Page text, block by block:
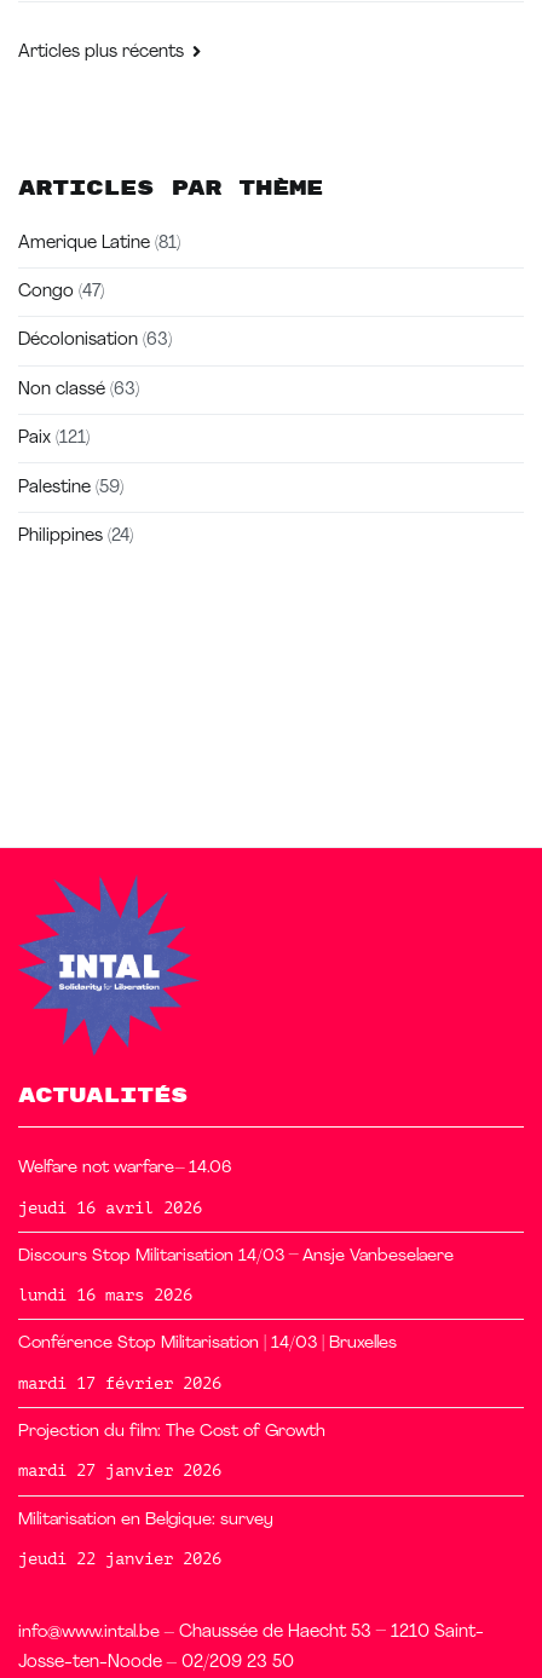
Navigation
Articles plus récents
Articles par thème
Amerique Latine (81)
Congo (47)
Décolonisation (63)
Non classé (63)
Paix (121)
Palestine (59)
Philippines (24)
ACTUALITÉS
Welfare not warfare– 14.06
jeudi 16 avril 2026
Discours Stop Militarisation 14/03 – Ansje Vanbeselaere
lundi 16 mars 2026
Conférence Stop Militarisation | 14/03 | Bruxelles
mardi 17 février 2026
Projection du film: The Cost of Growth
mardi 27 janvier 2026
Militarisation en Belgique: survey
jeudi 22 janvier 2026
info@www.intal.be – Chaussée de Haecht 53 – 1210 Saint-
Josse-ten-Noode – 02/209 23 50